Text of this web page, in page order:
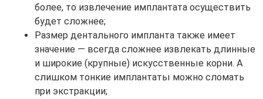
более, то извлечение имплантата осуществить
будет сложнее;
Размер дентального импланта также имеет
значение — всегда сложнее извлекать длинные
и широкие (крупные) искусственные корни. А
слишком тонкие имплантаты можно сломать
при экстракции;